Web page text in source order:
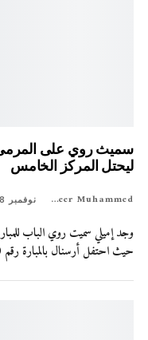
سميث روي على
ليحتل المركز الخامس
Shaheer Muhammed نوفمبر 8, 2021
وجد إميلي سميت روي الباب للمبارة
حيث احتفل أرسنال بالمبارة رقم 100 لميكيل أرتيتا مع فوزه 1-0 على واتفورد في…